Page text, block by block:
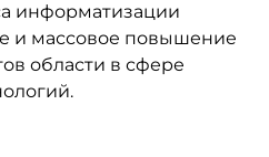
информатизации
и массовое повышение
области в сфере